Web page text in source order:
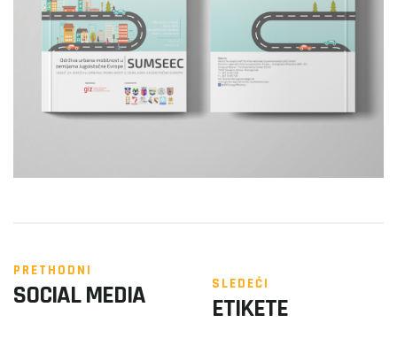
PRETHODNI
SOCIAL MEDIA SLEDEĆI
ETIKETE